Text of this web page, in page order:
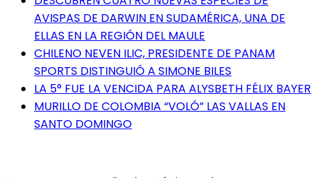
AVISPAS DE DARWIN EN SUDAMÉRICA, UNA DE
ELLAS EN LA REGIÓN DEL MAULE
CHILENO NEVEN ILIC, PRESIDENTE DE PANAM
SPORTS DISTINGUIÓ A SIMONE BILES
LA 5° FUE LA VENCIDA PARA ALYSBETH FÉLIX BAYER
MURILLO DE COLOMBIA “VOLÓ” LAS VALLAS EN
SANTO DOMINGO